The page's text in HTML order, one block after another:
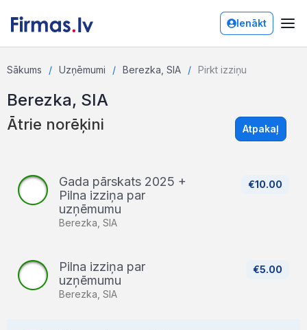
Ienākt
Sākums Uzņēmumi Berezka, SIA Pirkt izziņu
Berezka, SIA
Ātrie norēķini Atpakaļ
€10.00
Gada pārskats 2025 +
Pilna izziņa par
uzņēmumu
Berezka, SIA
€5.00
Pilna izziņa par
uzņēmumu
Berezka, SIA